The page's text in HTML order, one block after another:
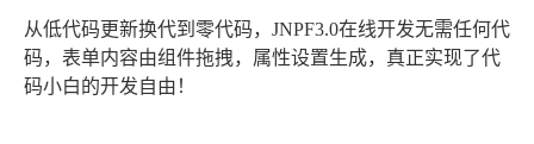
从低代码更新换代到零代码，JNPF3.0在线开发无需任何代
码，表单内容由组件拖拽，属性设置生成，真正实现了代
码小白的开发自由！